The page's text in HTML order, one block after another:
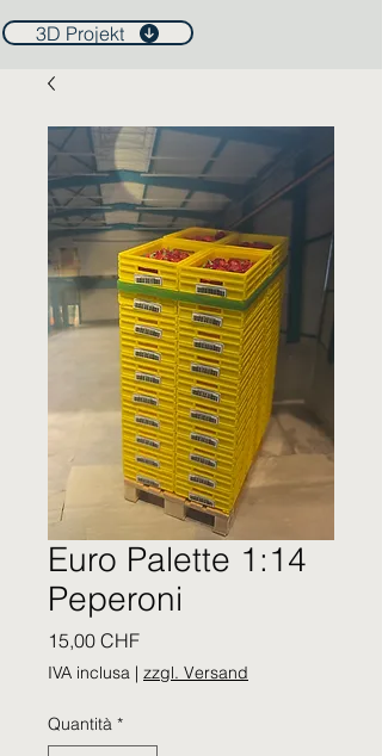
3D Projekt
Euro Palette 1:14
Peperoni
15,00 CHFPrezzo
IVA inclusa | zzgl. Versand
Quantità *